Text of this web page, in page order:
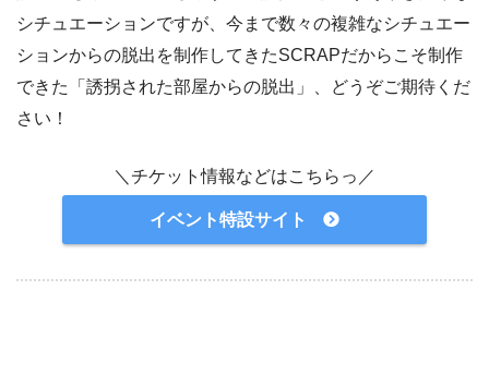
シチュエーションですが、今まで数々の複雑なシチュエー
ションからの脱出を制作してきたSCRAPだからこそ制作
できた「誘拐された部屋からの脱出」、どうぞご期待くだ
さい！
＼チケット情報などはこちらっ／
イベント特設サイト